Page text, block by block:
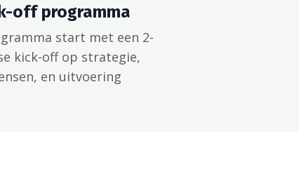
off programma
start met een 2-
kick-off op strategie,
en uitvoering